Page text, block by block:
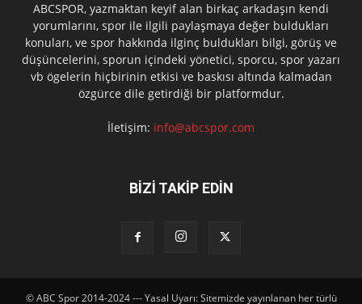
ABCSPOR, yazmaktan keyif alan birkaç arkadaşın kendi
yorumlarını, spor ile ilgili paylaşmaya değer buldukları
konuları, ve spor hakkında ilginç buldukları bilgi, görüş ve
düşüncelerini, sporun içindeki yönetici, sporcu, spor yazarı
vb ögelerin hiçbirinin etkisi ve baskısı altında kalmadan
özgürce dile getirdiği bir platformdur.
İletişim: info@abcspor.com
BİZİ TAKİP EDİN
© ABC Spor 2014-2024 --- Yasal Uyarı: Sitemizde yayınlanan her türlü